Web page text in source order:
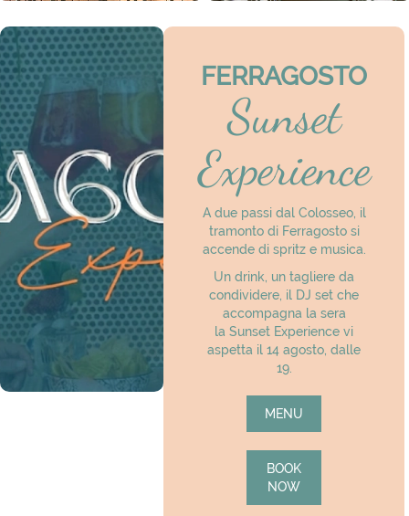
FERRAGOSTO
Sunset
Experience
A due passi dal Colosseo, il
tramonto di Ferragosto si
accende di spritz e musica.
Un drink, un tagliere da
condividere, il DJ set che
accompagna la sera
la Sunset Experience vi
aspetta il 14 agosto, dalle
19.
MENU
BOOK
NOW